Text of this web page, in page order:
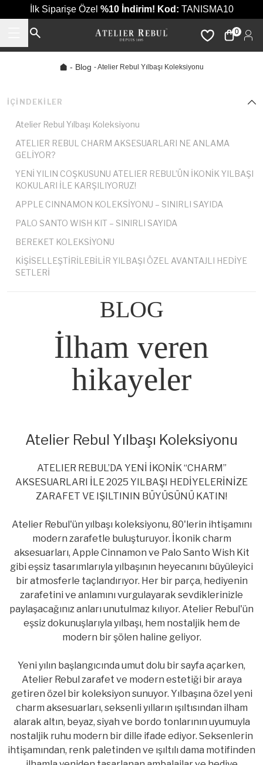
İlk Siparişe Özel %10 İndirim! Kod: TANISMA10
0
- Blog - Atelier Rebul Yılbaşı Koleksiyonu
BLOG
İlham veren
hikayeler
Atelier Rebul Yılbaşı Koleksiyonu
ATELIER REBUL’DA YENİ İKONİK “CHARM”
AKSESUARLARI İLE 2025 YILBAŞI HEDİYELERİNİZE
ZARAFET VE IŞILTININ BÜYÜSÜNÜ KATIN!
Atelier Rebul'ün yılbaşı koleksiyonu, 80'lerin ihtişamını
modern zarafetle buluşturuyor. İkonik charm
aksesuarları, Apple Cinnamon ve Palo Santo Wish Kit
gibi eşsiz tasarımlarıyla yılbaşının heyecanını büyüleyici
bir atmosferle taçlandırıyor. Her bir parça, hediyenin
zarafetini ve anlamını vurgulayarak sevdiklerinizle
paylaşacağınız anları unutulmaz kılıyor. Atelier Rebul'ün
eşsiz dokunuşlarıyla yılbaşı, hem nostaljik hem de
modern bir şölen haline geliyor.
Yeni yılın başlangıcında umut dolu bir sayfa açarken,
Atelier Rebul zarafet ve modern estetiği bir araya
getiren özel bir koleksiyon sunuyor. Yılbaşına özel yeni
charm aksesuarları, seksenli yılların ışıltısından ilham
alarak altın, beyaz, siyah ve bordo tonlarının uyumuyla
nostaljik ruhu modern bir dille ifade ediyor. Seksenlerin
ihtişamından, renk paletinden ve ışıltılı dama motifinden
İÇINDEKILER
Atelier Rebul Yılbaşı Koleksiyonu
ATELIER REBUL CHARM AKSESUARLARI NE ANLAMA
GELİYOR?
YENİ YILIN COŞKUSUNU ATELIER REBUL’ÜN İKONİK YILBAŞI
KOKULARI İLE KARŞILIYORUZ!
APPLE CINNAMON KOLEKSİYONU – SINIRLI SAYIDA
PALO SANTO WISH KIT – SINIRLI SAYIDA
BEREKET KOLEKSİYONU
KİŞİSELLEŞTİRİLEBİLİR YILBAŞI ÖZEL AVANTAJLI HEDİYE
SETLERİ